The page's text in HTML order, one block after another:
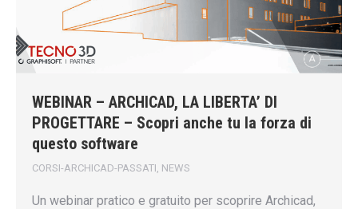
WEBINAR – ARCHICAD, LA LIBERTA’ DI
PROGETTARE – Scopri anche tu la forza di
questo software
CORSI-ARCHICAD-PASSATI NEWS
Un webinar pratico e gratuito per scoprire Archicad,